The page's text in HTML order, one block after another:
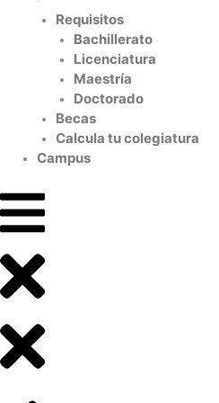
Requisitos
Bachillerato
Licenciatura
Maestría
Doctorado
Becas
Calcula tu colegiatura
Campus